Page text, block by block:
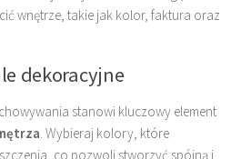
wnętrze, takie jak kolor, faktura oraz
dekoracyjne
stanowi kluczowy element
. Wybieraj kolory, które
co pozwoli stworzyć spójną i